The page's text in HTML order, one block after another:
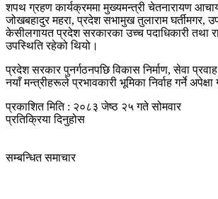
शपथ ग्रहण कार्यक्रममा मुख्यमन्त्री चेतनारायण
जोखबहादुर महरा, प्रदेश सभामुख तुलाराम घर्तीमगर,
केसीलगायत प्रदेश सरकारका उच्च पदाधिकारी तथा
उपस्थिति रहेको थियो।
प्रदेश सरकार पुनर्गठनपछि विकास निर्माण, सेवा
नयाँ मन्त्रीहरूले प्रभावकारी भूमिका निर्वाह गर्ने
प्रकाशित मिति : २०८३ जेष्ठ २५ गते सोमवार
प्रतिक्रिया दिनुहोस
सम्बन्धित समाचार